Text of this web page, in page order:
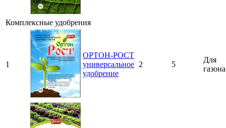
Комплексные удобрения
1
ОРТОН-РОСТ
универсальное
удобрение
2 5
Для
газона